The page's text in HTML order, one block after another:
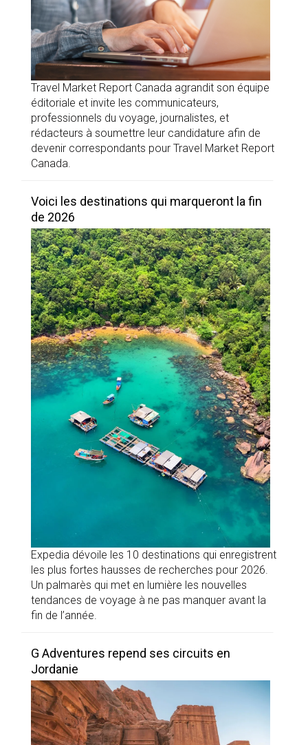
Travel Market Report Canada agrandit son équipe
éditoriale et invite les communicateurs,
professionnels du voyage, journalistes, et
rédacteurs à soumettre leur candidature afin de
devenir correspondants pour Travel Market Report
Canada.
Voici les destinations qui marqueront la fin
de 2026
Expedia dévoile les 10 destinations qui enregistrent
les plus fortes hausses de recherches pour 2026.
Un palmarès qui met en lumière les nouvelles
tendances de voyage à ne pas manquer avant la
fin de l’année.
G Adventures repend ses circuits en
Jordanie